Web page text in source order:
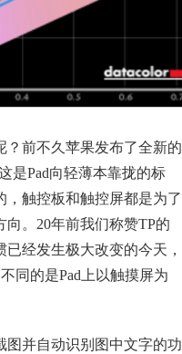
？前不久苹果发布了全新的
是Pad向轻薄本靠拢的标
触控板和触控屏都是为了
。20年前我们称赞TP的
经发生极大改变的今天，
同的是Pad上以触摸屏为
图并自动识别图中文字的功